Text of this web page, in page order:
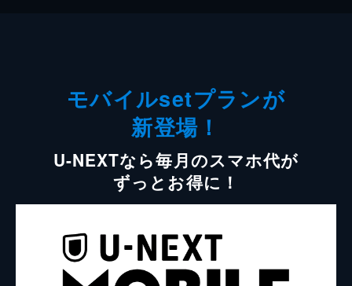
モバイルsetプランが
新登場！
U-NEXTなら毎月のスマホ代が
ずっとお得に！